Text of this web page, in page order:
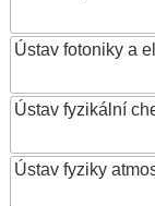
Ústav fotoniky a
Ústav fyzikální
Ústav fyziky